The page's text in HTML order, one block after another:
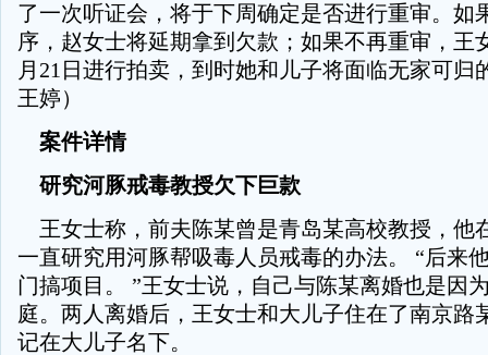
了一次听证会，将于下周确定是否进行重审。如
序，赵女士将延期拿到欠款；如果不再重审，王
月21日进行拍卖，到时她和儿子将面临无家可归
王婷）
案件详情
研究河豚戒毒教授欠下巨款
王女士称，前夫陈某曾是青岛某高校教授，他
一直研究用河豚帮吸毒人员戒毒的办法。 “后来
门搞项目。 ”王女士说，自己与陈某离婚也是因
庭。两人离婚后，王女士和大儿子住在了南京路
记在大儿子名下。